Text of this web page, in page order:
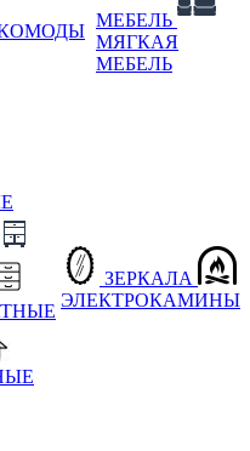
МЕБЕЛЬ
МЯГКАЯ
МЕБЕЛЬ
ЗЕРКАЛА
ЭЛЕКТРОКАМИНЫ